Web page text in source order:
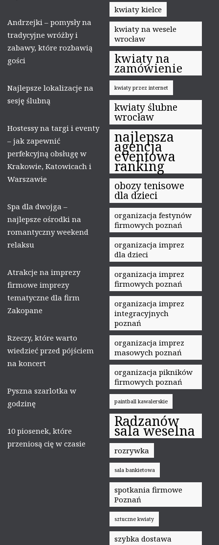
Andrzejki – pomysły na
tradycyjne wróżby i
zabawy, które rozbawią
gości
Najlepsze lokalizacje na
sesję ślubną
Hostessy na targi i eventy
– jak zapewnić
perfekcyjną obsługę w
Krakowie, Katowicach i
Warszawie
Spa dla dwojga –
najlepsze ośrodki na
romantyczny weekend
relaksu
Atrakcje na imprezy
firmowe imprezy
tematyczne dla firm
Zakopane
Rzeczy, które warto
wiedzieć przed pójściem
na koncert
Pyszna szarlotka w
godzinę
10 piosenek, które
przeniosą cię w czasie
kwiaty kielce
kwiaty na wesele
wrocław
kwiaty na
zamówienie
kwiaty przez internet
kwiaty ślubne
wrocław
najlepsza
agencja
eventowa
ranking
obozy tenisowe
dla dzieci
organizacja festynów
firmowych poznań
organizacja imprez
dla dzieci
organizacja imprez
firmowych poznań
organizacja imprez
integracyjnych
poznań
organizacja imprez
masowych poznań
organizacja pikników
firmowych poznań
paintball kawalerskie
Radzanów
sala weselna
rozrywka
sala bankietowa
spotkania firmowe
Poznań
sztuczne kwiaty
szybka dostawa